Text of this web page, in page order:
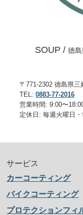
SOUP / 徳
〒771-2302 徳島県三
TEL: 0883-77-2016
営業時間: 9:00〜
定休日: 毎週火曜日
サービス
カーコーティング
バイクコーティング
プロテクションフィ